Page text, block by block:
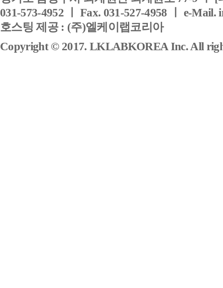
031-573-4952 ㅣ Fax. 031-527-4958 ㅣ e-Mail.
호스팅 제공 : (주)엘케이랩코리아
Copyright © 2017. LKLABKOREA Inc. All